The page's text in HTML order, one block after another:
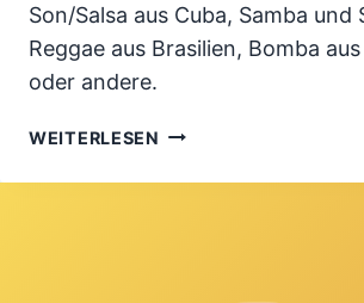
Son/Salsa aus Cuba, Samba und
Reggae aus Brasilien, Bomba
oder andere.
WEITERLESEN TROMMELN
CONGAS
LATEINAMERIKAS